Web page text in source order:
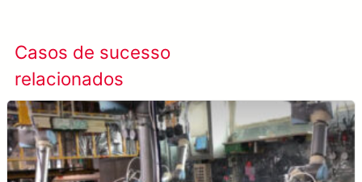
Casos de sucesso
relacionados